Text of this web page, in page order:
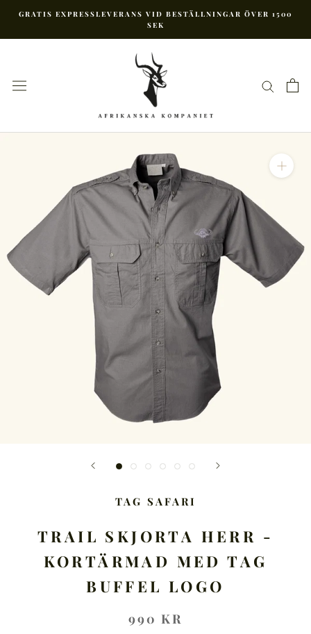
innehåll
GRATIS EXPRESSLEVERANS VID BESTÄLLNINGAR ÖVER 1500
SEK
TAG SAFARI
TRAIL SKJORTA HERR -
KORTÄRMAD MED TAG
BUFFEL LOGO
990 KR